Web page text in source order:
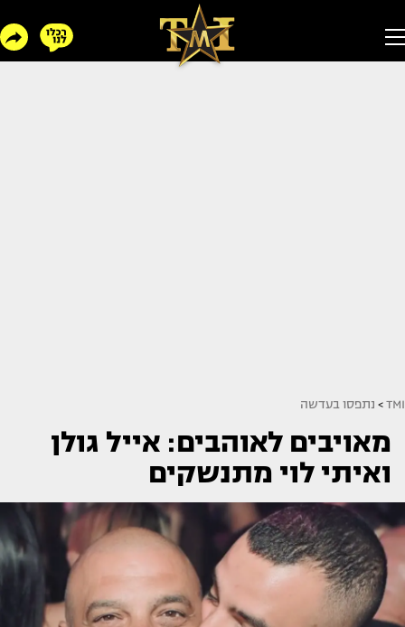
TMI
> נתפסו בעדשה
מאויבים לאוהבים: אייל גולן
ואיתי לוי מתנשקים